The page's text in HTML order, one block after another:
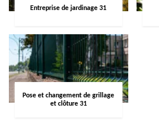
Entreprise de jardinage 31
Pose et changement de grillage
et clôture 31